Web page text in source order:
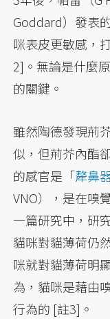
Goddard）發表
咪表皮更敏感，
2]。無論是什麼
的關鍵。
雖然陶德發現荊
似，但荊芥內酯
的感官是「犛鼻
VNO），是在嗅
一篇研究中，研
貓咪對貓薄荷仍
咪就對貓薄荷明
為，貓咪是藉由
行為的 [註3]。